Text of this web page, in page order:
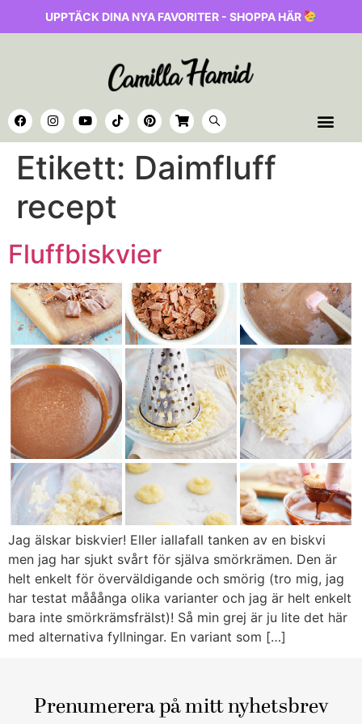
UPPTÄCK DINA NYA FAVORITER - SHOPPA HÄR
Etikett: Daimfluff
recept
Fluffbiskvier
Jag älskar biskvier! Eller iallafall tanken av en biskvi
men jag har sjukt svårt för själva smörkrämen. Den är
helt enkelt för överväldigande och smörig (tro mig, jag
har testat mååånga olika varianter och jag är helt enkelt
bara inte smörkrämsfrälst)! Så min grej är ju lite det här
med alternativa fyllningar. En variant som […]
Prenumerera på mitt nyhetsbrev